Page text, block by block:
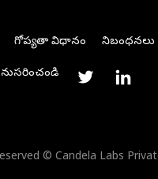
గోప్యతా విధానం నిబంధనలు
© Candela Labs